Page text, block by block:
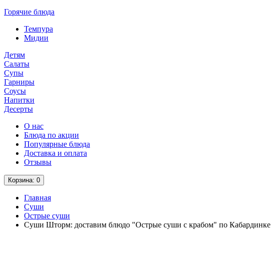
Горячие блюда
Темпура
Мидии
Детям
Салаты
Супы
Гарниры
Соусы
Напитки
Десерты
О нас
Блюда по акции
Популярные блюда
Доставка и оплата
Отзывы
Корзина: 0
Главная
Суши
Острые суши
Суши Шторм: доставим блюдо "Острые суши с крабом" по Кабардинке